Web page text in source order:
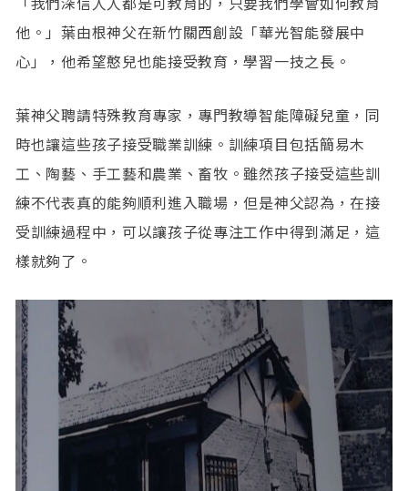
他。」葉由根神父在新竹關西創設「華光智能發展中
心」，他希望憨兒也能接受教育，學習一技之長。
葉神父聘請特殊教育專家，專門教導智能障礙兒童，同
時也讓這些孩子接受職業訓練。訓練項目包括簡易木
工、陶藝、手工藝和農業、畜牧。雖然孩子接受這些訓
練不代表真的能夠順利進入職場，但是神父認為，在接
受訓練過程中，可以讓孩子從專注工作中得到滿足，這
樣就夠了。